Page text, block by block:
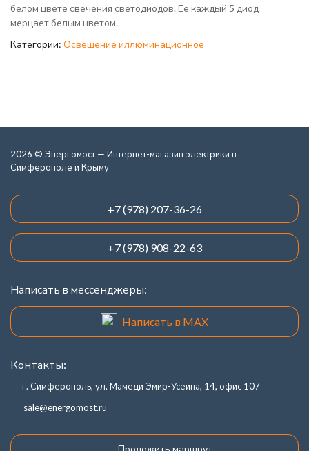
белом цвете свечения светодиодов. Ее каждый 5 диод
мерцает белым цветом.
Категории: Освещение иллюминационное
2026 © Энергомост — Интернет-магазин электрики в
Симферополе и Крыму
+7 (978) 207-36-26
+7 (978) 908-22-63
Написать в мессенджеры:
Написать в MAX
Контакты:
г. Симферополь, ул. Мамеди Эмир-Усеина, 14, офис 107
sale@energomost.ru
Проложить маршрут